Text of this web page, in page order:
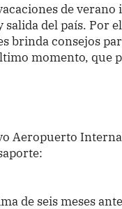
de
del país. Por
brinda consejos
momento, que
Aeropuerto
de seis meses